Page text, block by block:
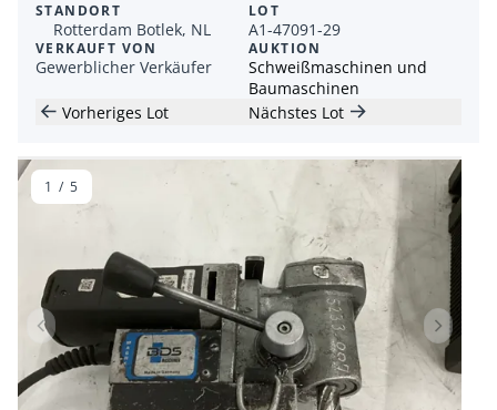
STANDORT
Rotterdam Botlek, NL
VERKAUFT VON
Gewerblicher Verkäufer
LOT
A1-47091-29
AUKTION
Schweißmaschinen und
Baumaschinen
Vorheriges Lot
Nächstes Lot
Vorheriger Artikel
1 / 5